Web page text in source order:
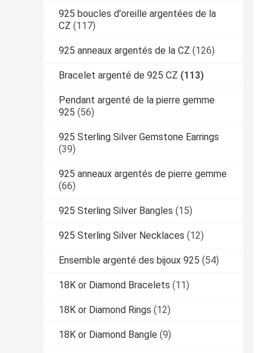
925 boucles d'oreille argentées de la
CZ (117)
925 anneaux argentés de la CZ (126)
Bracelet argenté de 925 CZ (113)
Pendant argenté de la pierre gemme
925 (56)
925 Sterling Silver Gemstone Earrings
(39)
925 anneaux argentés de pierre gemme
(66)
925 Sterling Silver Bangles (15)
925 Sterling Silver Necklaces (12)
Ensemble argenté des bijoux 925 (54)
18K or Diamond Bracelets (11)
18K or Diamond Rings (12)
18K or Diamond Bangle (9)